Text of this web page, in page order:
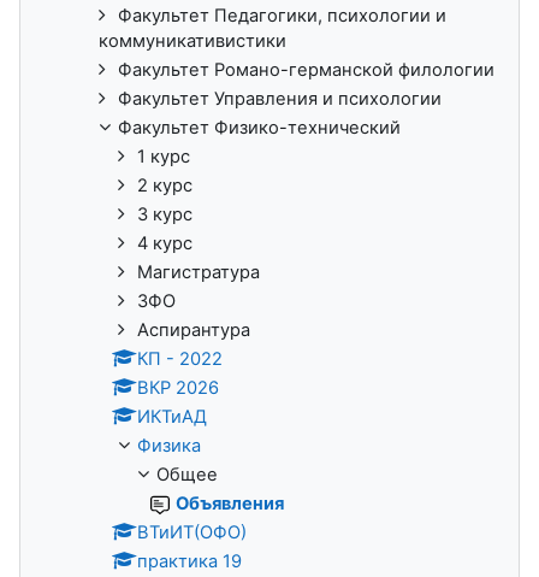
Факультет Педагогики, психологии и
коммуникативистики
Факультет Романо-германской филологии
Факультет Управления и психологии
Факультет Физико-технический
1 курс
2 курс
3 курс
4 курс
Магистратура
ЗФО
Аспирантура
КП - 2022
ВКР 2026
ИКТиАД
Физика
Общее
Объявления
ВТиИТ(ОФО)
практика 19